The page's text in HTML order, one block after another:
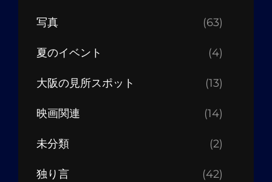
写真 (63)
夏のイベント (4)
大阪の見所スポット (13)
映画関連 (14)
未分類 (2)
独り言 (42)